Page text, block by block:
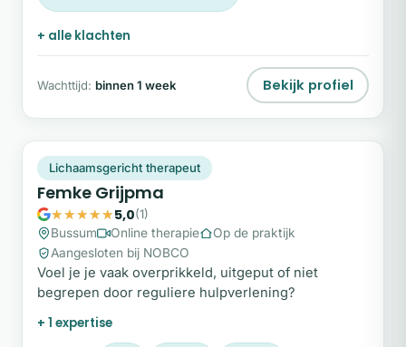
+ alle klachten
Wachttijd: binnen 1 week Bekijk profiel
FG
Plek beschikbaar
Lichaamsgericht therapeut
Femke Grijpma
5,0(1)
Bussum
Online therapie
Op de praktijk
Aangesloten bij NOBCO
Voel je je vaak overprikkeld, uitgeput of niet
begrepen door reguliere hulpverlening?
+ 1 expertise